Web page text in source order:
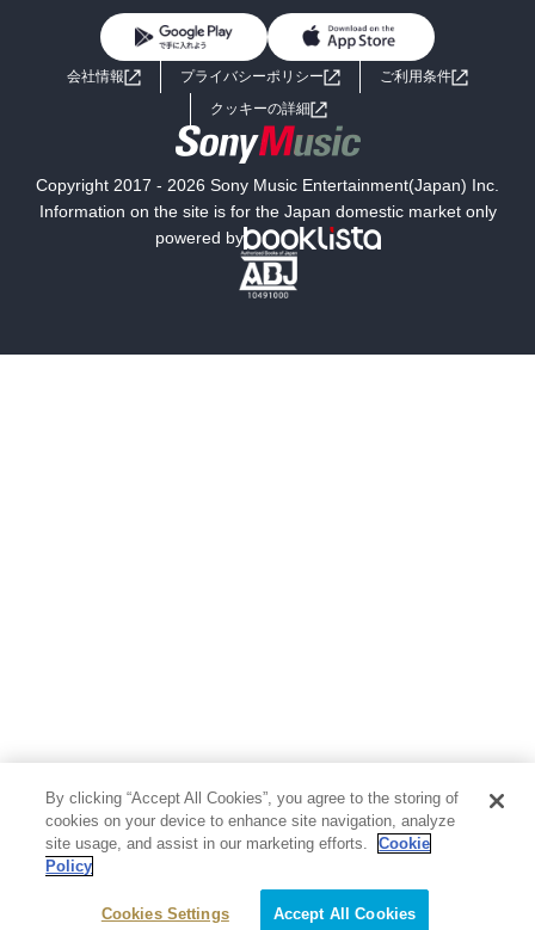
ライトノベル 男子向けラノベ
小説
海外小説
ミステリー SF
文学
芸術・アート 映画・音楽・演劇
写真集 教養
医学・福祉
よくあるご質問 お問い合わせ
会社情報 プライバシーポリシー
ご利用条件
クッキーの詳細
Copyright 2017 - 2026 Sony Music Entertainment(Japan) Inc.
Information on the site is for the Japan domestic market only
powered by
By clicking “Accept All Cookies”, you agree to the storing of
cookies on your device to enhance site navigation, analyze
site usage, and assist in our marketing efforts.
Cookie
Policy
Cookies Settings Accept All Cookies